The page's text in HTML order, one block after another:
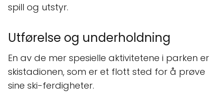
spill og utstyr.
Utførelse og underholdning
En av de mer spesielle aktivitetene i parken er
skistadionen, som er et flott sted for å prøve
sine ski-ferdigheter.